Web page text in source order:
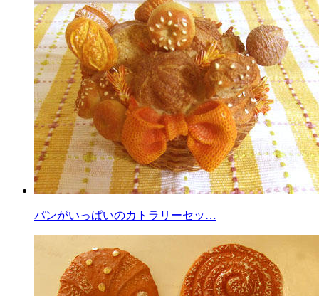
パンがいっぱいのカトラリーセッ…